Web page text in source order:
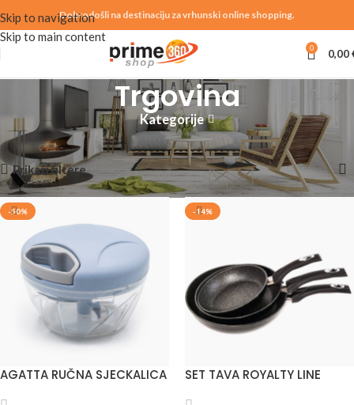
Skip to navigation
Skip to main content
Dobrodošli na destinaciju za vrhunski online shopping.
0 0,00
Trgovina
Kategorije
Početna Trgovina Prikazujemo 1–12 od 59 rezultata
Prikaži filtere
-50%
AGATTA RUČNA SJECKALICA
-14%
SET TAVA ROYALTY LINE